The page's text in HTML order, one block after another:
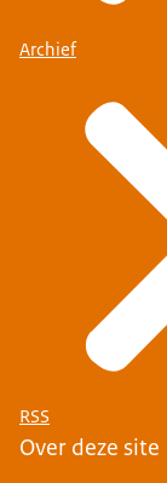
Archief
RSS
Over deze site